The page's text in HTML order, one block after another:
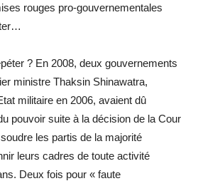
rouges pro-gouvernementales
? En 2008, deux gouvernements
ministre Thaksin Shinawatra,
militaire en 2006, avaient dû
pouvoir suite à la décision de la Cour
les partis de la majorité
leurs cadres de toute activité
Deux fois pour « faute